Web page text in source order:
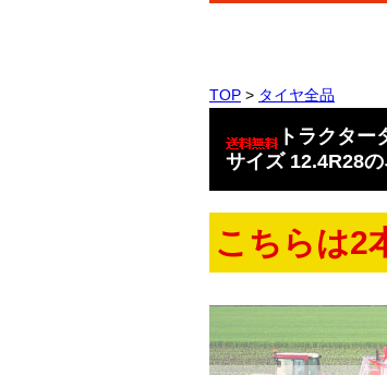
TOP > タイヤ全品
トラクタ
サイズ 12.4R28
こちらは2